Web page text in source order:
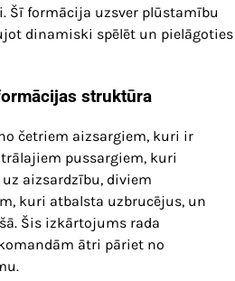
Šī formācija uzsver plūstamību
dinamiski spēlēt un pielāgoties
struktūra
četriem aizsargiem, kuri ir
pussargiem, kuri
aizsardzību, diviem
kuri atbalsta uzbrucējus, un
Šis izkārtojums rada
ātri pāriet no